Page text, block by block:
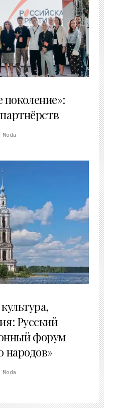
поколение»:
Moda
Русский
форум
народов»
Moda